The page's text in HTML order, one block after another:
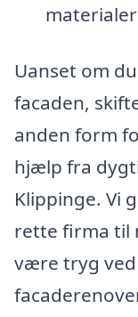
Uanset om
facaden,
anden form
hjælp fra
Klippinge. Vi
rette firma til
være tryg